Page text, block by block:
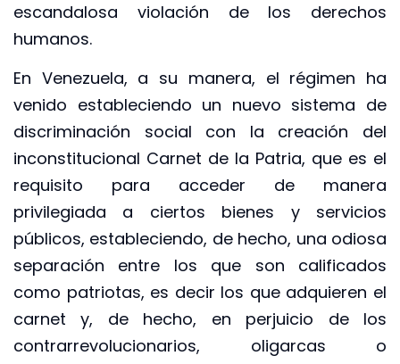
escandalosa violación de los derechos
humanos.
En Venezuela, a su manera, el régimen ha
venido estableciendo un nuevo sistema de
discriminación social con la creación del
inconstitucional Carnet de la Patria, que es el
requisito para acceder de manera
privilegiada a ciertos bienes y servicios
públicos, estableciendo, de hecho, una odiosa
separación entre los que son calificados
como patriotas, es decir los que adquieren el
carnet y, de hecho, en perjuicio de los
contrarrevolucionarios, oligarcas o